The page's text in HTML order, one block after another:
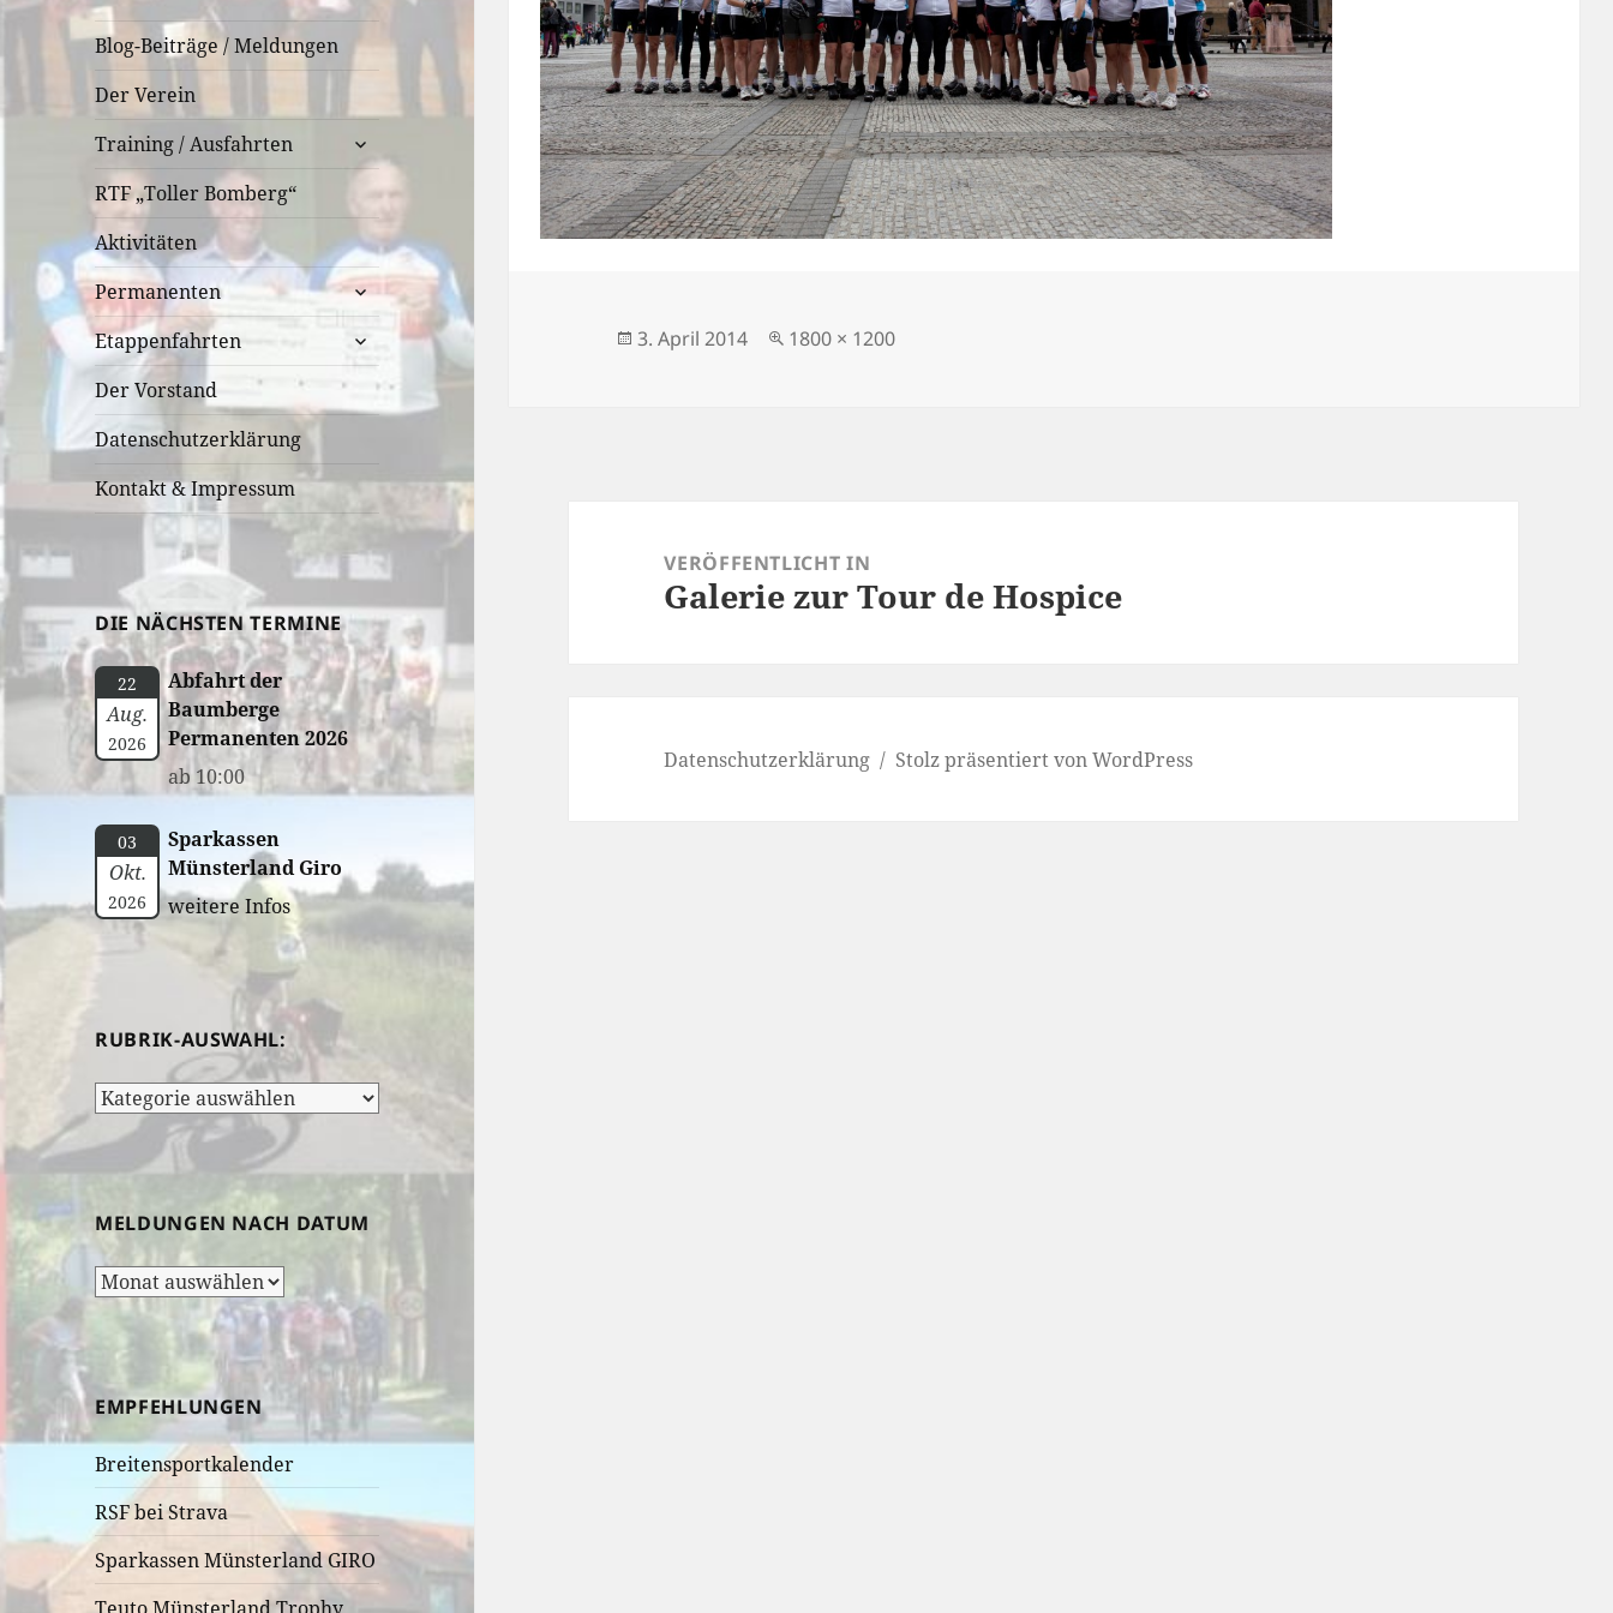
Blog-Beiträge / Meldungen
Der Verein
Training / Ausfahrten
untermenü
öffnen
RTF „Toller Bomberg“
Aktivitäten
Permanenten
untermenü
öffnen
Etappenfahrten
untermenü
öffnen
Der Vorstand
Datenschutzerklärung
Kontakt & Impressum
DIE NÄCHSTEN TERMINE
22
Aug.
2026
Abfahrt der
Baumberge
Permanenten 2026
ab 10:00
03
Okt.
2026
Sparkassen
Münsterland Giro
weitere Infos
RUBRIK-AUSWAHL:
Rubrik-
Auswahl:
MELDUNGEN NACH DATUM
Meldungen
nach
Datum
EMPFEHLUNGEN
Breitensportkalender
RSF bei Strava
Sparkassen Münsterland GIRO
Veröffentlicht
3. April 2014 Originalgröße
1800 × 1200
VERÖFFENTLICHT IN
Galerie zur Tour de Hospice
Datenschutzerklärung Stolz präsentiert von WordPress